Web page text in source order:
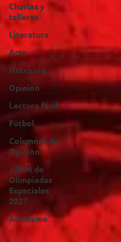
Charlas y
talleres
Literatura
Arte
Nutrición
Opinión
Lectura fácil
Fútbol
Columnas de
Opinión
JJMM de
Olimpiadas
Especiales
2027
Atletismo